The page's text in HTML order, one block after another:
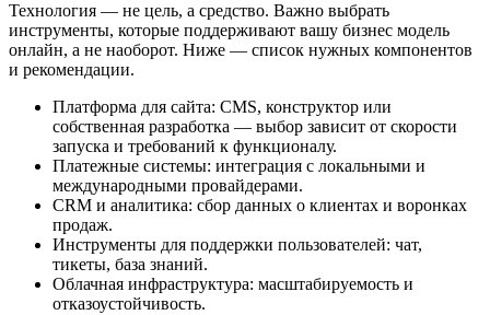
Технология — не цель, а средство. Важно выбрать
инструменты, которые поддерживают вашу бизнес модель
онлайн, а не наоборот. Ниже — список нужных компонентов
и рекомендации.
Платформа для сайта: CMS, конструктор или
собственная разработка — выбор зависит от скорости
запуска и требований к функционалу.
Платежные системы: интеграция с локальными и
международными провайдерами.
CRM и аналитика: сбор данных о клиентах и воронках
продаж.
Инструменты для поддержки пользователей: чат,
тикеты, база знаний.
Облачная инфраструктура: масштабируемость и
отказоустойчивость.